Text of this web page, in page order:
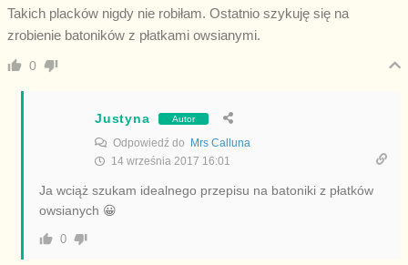
Takich placków nigdy nie robiłam. Ostatnio szykuję się na
zrobienie batoników z płatkami owsianymi.
0
Justyna Autor
Odpowiedź do
Mrs Calluna
14 września 2017 16:01
Ja wciąż szukam idealnego przepisu na batoniki z płatków
owsianych 😀
0